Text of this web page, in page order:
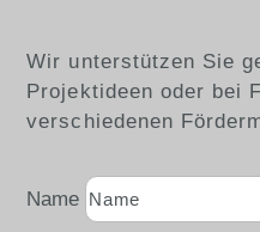
Wir unterstützen Sie
Projektideen oder bei
verschiedenen
Name